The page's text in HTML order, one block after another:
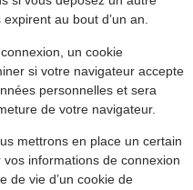
au bout d’un an.
un cookie
si votre navigateur accepte
personnelles et sera
de votre navigateur.
mettrons en place un certain
informations de connexion
de vie d’un cookie de